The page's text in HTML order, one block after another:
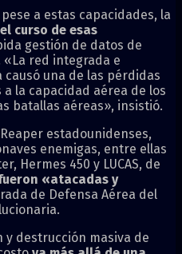
a estas capacidades, la
curso de esas
gestión de datos de
red integrada e
una de las pérdidas
la capacidad aérea de los
batallas aéreas», insistió.
estadounidenses,
enemigas, entre ellas
Hermes 450 y LUCAS, de
«atacadas y
de Defensa Aérea del
destrucción masiva de